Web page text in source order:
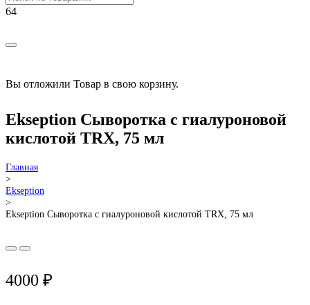
Вы отложили Товар в свою корзину.
Ekseption Сыворотка с гиалуроновой
кислотой TRX, 75 мл
Главная
>
Ekseption
>
Ekseption Сыворотка с гиалуроновой кислотой TRX, 75 мл
4000 ₽
РАСПРОДАЖА!